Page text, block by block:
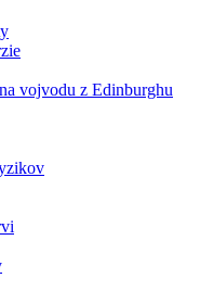
vojvodu z Edinburghu